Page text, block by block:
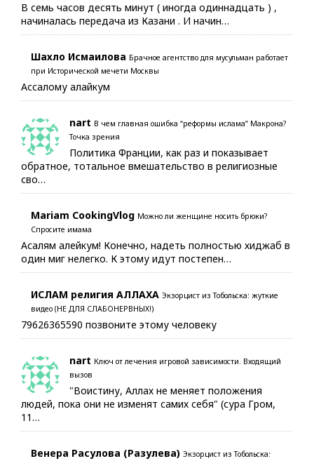
В семь часов десять минут ( иногда одиннадцать ) ,
начиналась передача из Казани . И начин…
Шахло Исмаилова Брачное агентство для мусульман работает
при Исторической мечети Москвы
Ассалому алайкум
nart В чем главная ошибка “реформы ислама” Макрона?
Точка зрения
Политика Франции, как раз и показывает
обратное, тотальное вмешательство в религиозные
сво…
Mariam CookingVlog Можно ли женщине носить брюки?
Спросите имама
Асалям алейкум! Конечно, надеть полностью хиджаб в
один миг нелегко. К этому идут постепен…
ИСЛАМ религия АЛЛАХА Экзорцист из Тобольска: жуткие
видео (НЕ ДЛЯ СЛАБОНЕРВНЫХ!)
79626365590 позвоните этому человеку
nart Ключ от лечения игровой зависимости. Входящий
вызов
"Воистину, Аллах не меняет положения
людей, пока они не изменят самих себя" (сура Гром,
11…
Венера Расулова (Разулева) Экзорцист из Тобольска: